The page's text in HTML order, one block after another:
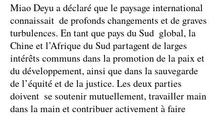
Miao Deyu a déclaré que le paysage international
connaissait de profonds changements et de graves
turbulences. En tant que pays du Sud global, la
Chine et l’Afrique du Sud partagent de larges
intérêts communs dans la promotion de la paix et
du développement, ainsi que dans la sauvegarde
de l’équité et de la justice. Les deux parties
doivent se soutenir mutuellement, travailler main
dans la main et contribuer activement à faire